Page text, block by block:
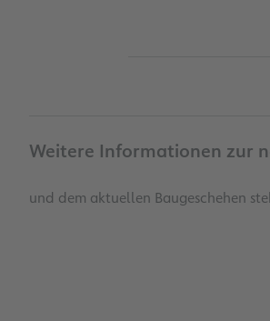
Weitere Informationen zur
und dem aktuellen Baugeschehen